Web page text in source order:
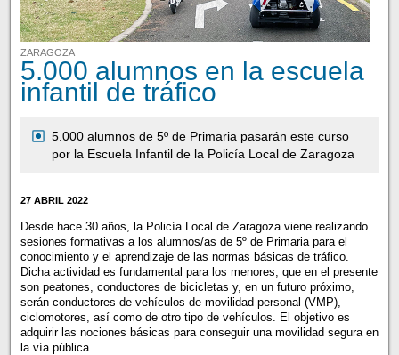
ZARAGOZA
5.000 alumnos en la escuela
infantil de tráfico
5.000 alumnos de 5º de Primaria pasarán este curso
por la Escuela Infantil de la Policía Local de Zaragoza
27 ABRIL 2022
Desde hace 30 años, la Policía Local de Zaragoza viene realizando
sesiones formativas a los alumnos/as de 5º de Primaria para el
conocimiento y el aprendizaje de las normas básicas de tráfico.
Dicha actividad es fundamental para los menores, que en el presente
son peatones, conductores de bicicletas y, en un futuro próximo,
serán conductores de vehículos de movilidad personal (VMP),
ciclomotores, así como de otro tipo de vehículos. El objetivo es
adquirir las nociones básicas para conseguir una movilidad segura en
la vía pública.